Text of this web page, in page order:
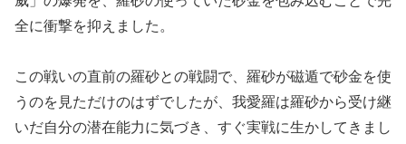
全に衝撃を抑えました。
この戦いの直前の羅砂との戦闘で、羅砂が磁遁で砂金を使
うのを見ただけのはずでしたが、我愛羅は羅砂から受け継
いだ自分の潜在能力に気づき、すぐ実戦に生かしてきまし